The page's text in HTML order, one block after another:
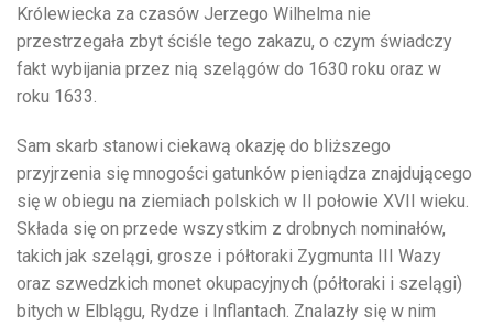
Królewiecka za czasów Jerzego Wilhelma nie
przestrzegała zbyt ściśle tego zakazu, o czym świadczy
fakt wybijania przez nią szelągów do 1630 roku oraz w
roku 1633.
Sam skarb stanowi ciekawą okazję do bliższego
przyjrzenia się mnogości gatunków pieniądza znajdującego
się w obiegu na ziemiach polskich w II połowie XVII wieku.
Składa się on przede wszystkim z drobnych nominałów,
takich jak szelągi, grosze i półtoraki Zygmunta III Wazy
oraz szwedzkich monet okupacyjnych (półtoraki i szelągi)
bitych w Elblągu, Rydze i Inflantach. Znalazły się w nim